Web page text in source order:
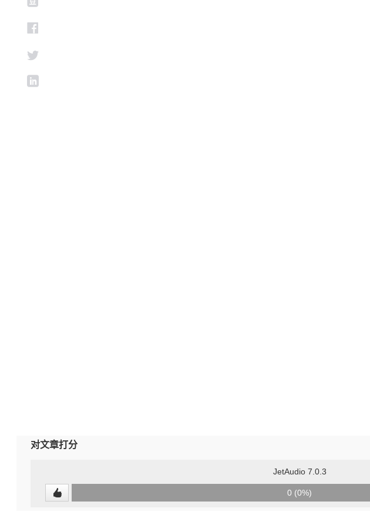
对文章打分
JetAudio 7.0.3
0 (0%)